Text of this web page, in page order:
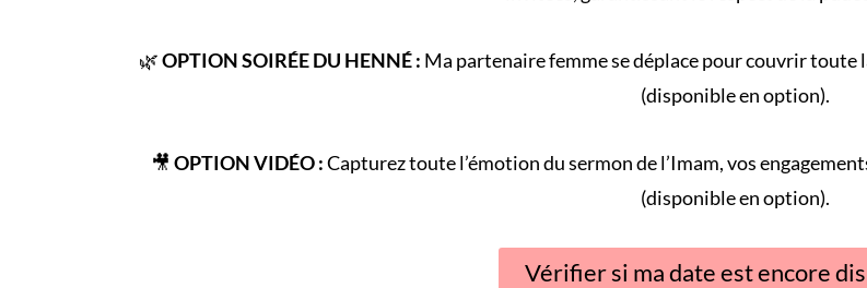
🌿OPTION SOIRÉE DU HENNÉ : Ma partenaire femme se déplace pour couvrir
(disponible en option).
🎥 OPTION VIDÉO :Capturez toute l’émotion dusermon de l’Imam, vos
(disponible en option).
Vérifier si ma date est encore